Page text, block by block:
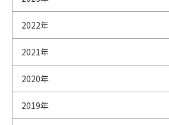
2022年
2021年
2020年
2019年